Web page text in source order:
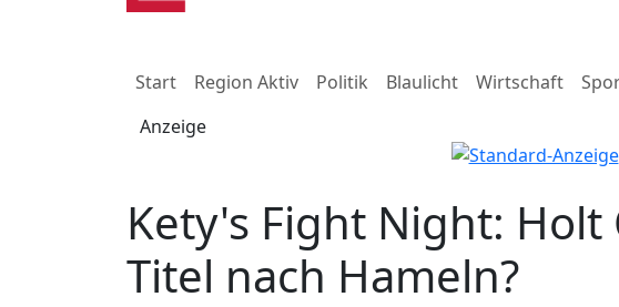
Start Region Aktiv Politik Blaulicht Wirtschaft
Anzeige
Kety's Fight Night: Holt
Titel nach Hameln?